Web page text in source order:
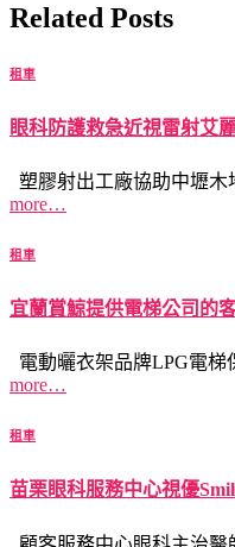
Related Posts
租車
眼科防護救急近視雷射艾
塑膠射出工廠協助中壢木
more…
租車
宜蘭賞鯨提供電梯公司的
電動曬衣架品牌LPG電梯
more…
租車
苗栗眼科服務中心視優